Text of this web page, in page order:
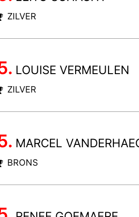
ZILVER
LOUISE VERMEULEN
ZILVER
MARCEL
BRONS